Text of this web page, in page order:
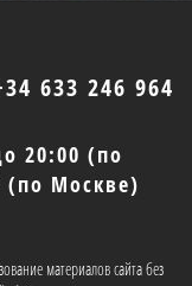
633 246 964
20:00 (по
(по Москве)
материалов сайта без